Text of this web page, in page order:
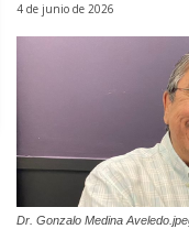
4 de junio de 2026
Dr. Gonzalo Medina